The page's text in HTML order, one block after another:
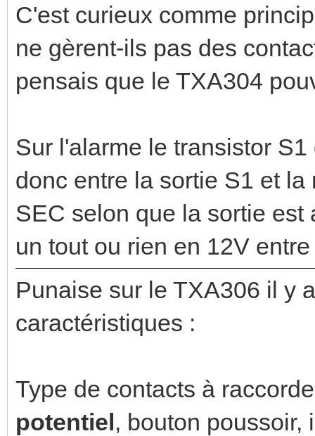
C'est curieux comme
ne gèrent-ils pas des
pensais que le TXA304
Sur l'alarme le transistor
donc entre la sortie S1 et
SEC selon que la sortie
un tout ou rien en 12V
Punaise sur le TXA306 il y
caractéristiques :
Type de contacts à
potentiel, bouton poussoir,